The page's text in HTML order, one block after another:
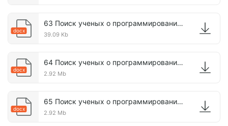
docx
63 Поиск ученых о программировании жизни.docx
39.09 Kb
docx
64 Поиск ученых о программировании жизни.docx
2.92 Mb
docx
65 Поиск ученых о программировании сознания.docx
2.92 Mb